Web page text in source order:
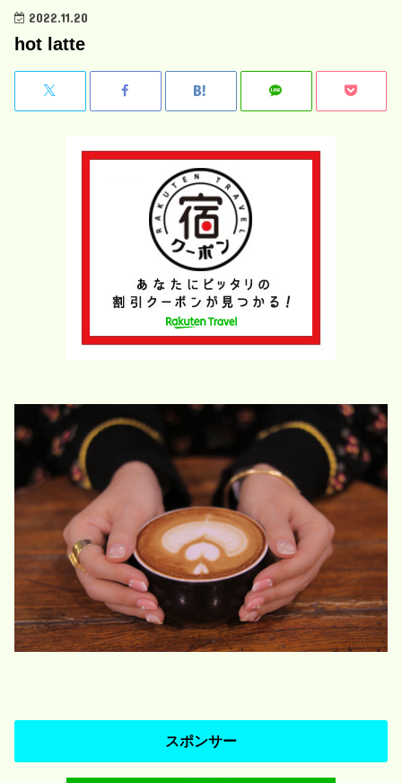
2022.11.20
hot latte
スポンサー